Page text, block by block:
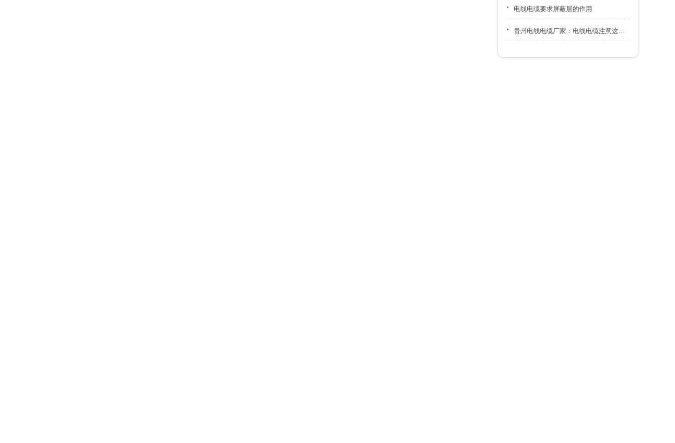
· 电线电缆要求屏蔽层的作用
· 贵州电线电缆厂家：电线电缆注意这几点，可以延长使用寿命